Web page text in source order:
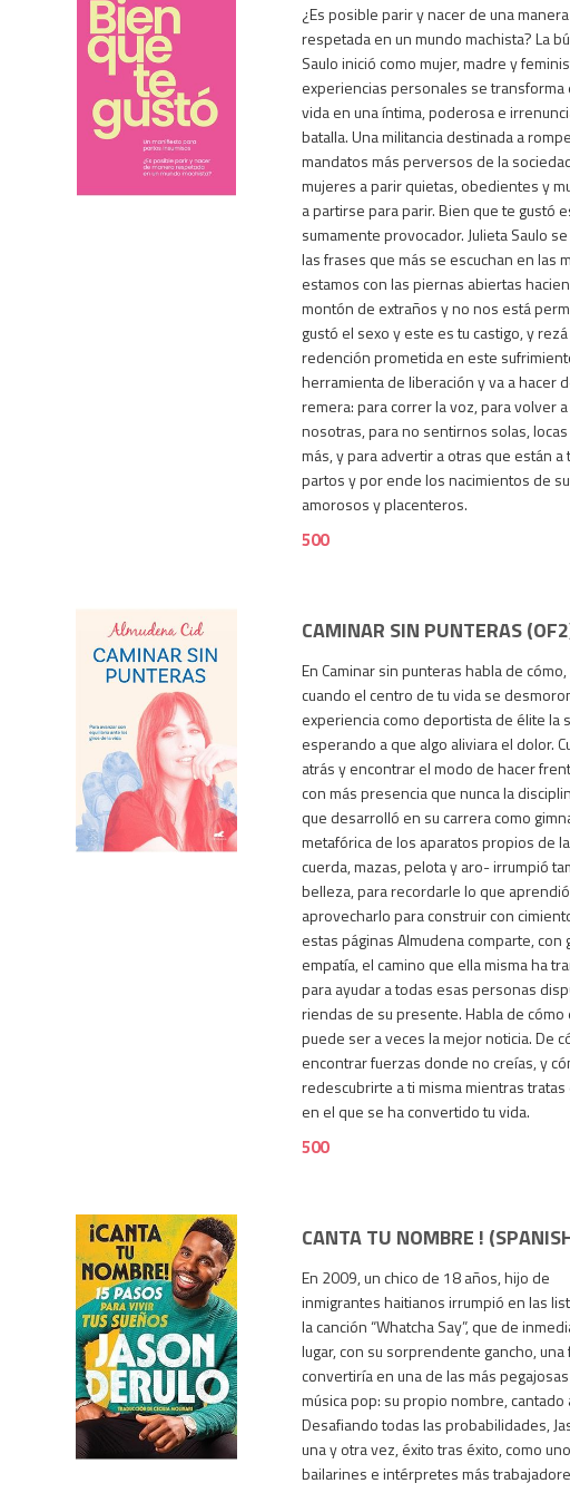
500
¿Es posible parir y nacer de una manera
respetada en un mundo machista? La
Saulo inició como mujer, madre y
experiencias personales se
vida en una íntima, poderosa e
batalla. Una militancia destinada a
mandatos más perversos de la
mujeres a parir quietas, obedientes y
a partirse para parir. Bien que te gustó
sumamente provocador. Julieta Saulo
las frases que más se escuchan en las
estamos con las piernas abiertas
montón de extraños y no nos está
gustó el sexo y este es tu castigo, y
redención prometida en este
herramienta de liberación y va a hacer
remera: para correr la voz, para volver
nosotras, para no sentirnos solas,
más, y para advertir a otras que están
partos y por ende los nacimientos de
amorosos y placenteros.
500
500
CAMINAR SIN PUNTERAS
En Caminar sin punteras habla de cómo,
cuando el centro de tu vida se
experiencia como deportista de élite la
esperando a que algo aliviara el dolor.
atrás y encontrar el modo de hacer
con más presencia que nunca la
que desarrolló en su carrera como
metafórica de los aparatos propios de
cuerda, mazas, pelota y aro- irrumpió
belleza, para recordarle lo que
aprovecharlo para construir con
estas páginas Almudena comparte,
empatía, el camino que ella misma ha
para ayudar a todas esas personas
riendas de su presente. Habla de cómo
puede ser a veces la mejor noticia. De
encontrar fuerzas donde no creías, y
redescubrirte a ti misma mientras
en el que se ha convertido tu vida.
500
500
CANTA TU NOMBRE !
En 2009, un chico de 18 años, hijo de
inmigrantes haitianos irrumpió en las
la canción “Whatcha Say”, que de
lugar, con su sorprendente gancho,
convertiría en una de las más
música pop: su propio nombre, cantado
Desafiando todas las probabilidades,
una y otra vez, éxito tras éxito, como
bailarines e intérpretes más